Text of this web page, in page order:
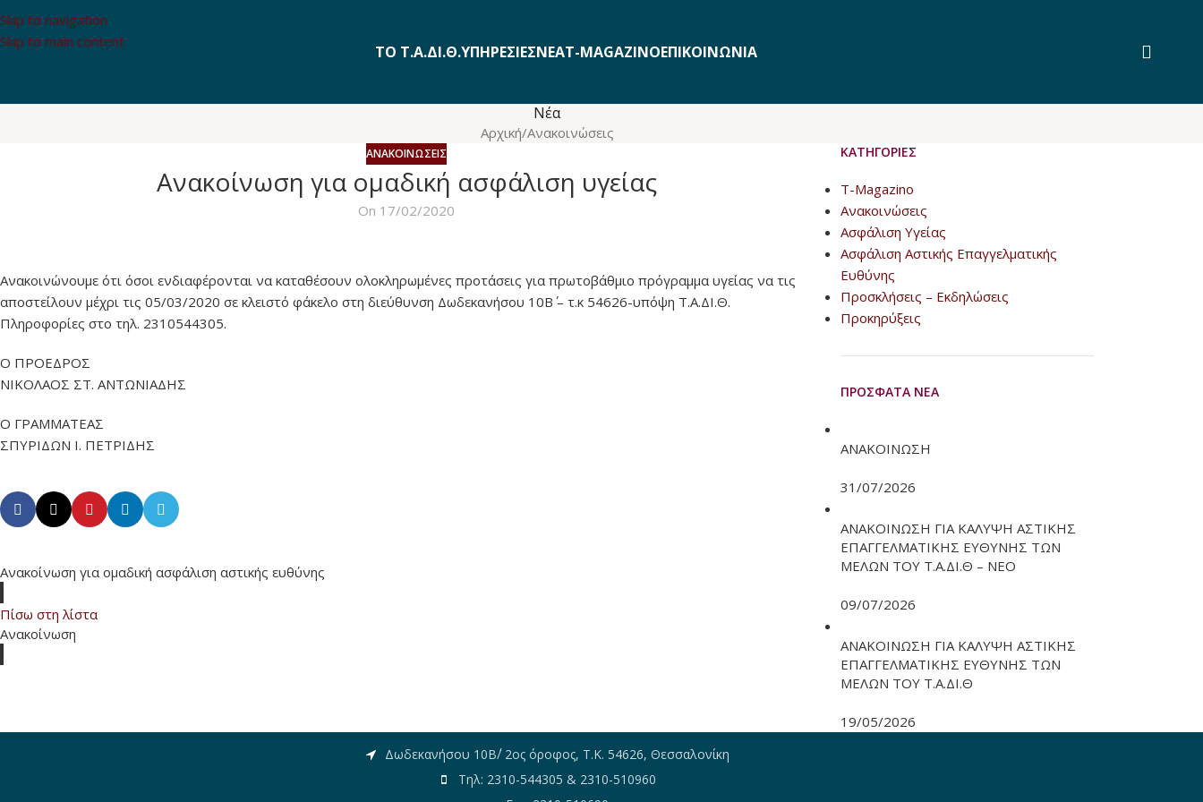
Skip to navigation
Skip to main content
ΤΟ Τ.Α.ΔΙ.Θ.ΥΠΗΡΕΣΙΕΣΝΕΑT-MAGAZINOΕΠΙΚΟΙΝΩΝΙΑ
Νέα
Αρχική Ανακοινώσεις
ΑΝΑΚΟΙΝΏΣΕΙΣ
Ανακοίνωση για ομαδική ασφάλιση υγείας
On 17/02/2020
Ανακοινώνουμε ότι όσοι ενδιαφέρονται να καταθέσουν ολοκληρωμένες προτάσεις για πρωτοβάθμιο πρόγραμμα υγείας να τις
αποστείλουν μέχρι τις 05/03/2020 σε κλειστό φάκελο στη διεύθυνση Δωδεκανήσου 10Β΄ – τ.κ 54626-υπόψη Τ.Α.ΔΙ.Θ.
Πληροφορίες στο τηλ. 2310544305.
Ο ΠΡΟΕΔΡΟΣ
ΝΙΚΟΛΑΟΣ ΣΤ. ΑΝΤΩΝΙΑΔΗΣ
Ο ΓΡΑΜΜΑΤΕΑΣ
ΣΠΥΡΙΔΩΝ Ι. ΠΕΤΡΙΔΗΣ
Ανακοίνωση για ομαδική ασφάλιση αστικής ευθύνης
Πίσω στη λίστα
Ανακοίνωση
ΚΑΤΗΓΟΡΊΕΣ
T-Magazino
Ανακοινώσεις
Ασφάλιση Υγείας
Ασφάλιση Αστικής Επαγγελματικής
Ευθύνης
Προσκλήσεις – Εκδηλώσεις
Προκηρύξεις
ΠΡΌΣΦΑΤΑ ΝΈΑ
ΑΝΑΚΟΙΝΩΣΗ
31/07/2026
ΑΝΑΚΟΙΝΩΣΗ ΓΙΑ ΚΑΛΥΨΗ ΑΣΤΙΚΗΣ
ΕΠΑΓΓΕΛΜΑΤΙΚΗΣ ΕΥΘΥΝΗΣ ΤΩΝ
ΜΕΛΩΝ ΤΟΥ Τ.Α.ΔΙ.Θ – ΝΕΟ
09/07/2026
ΑΝΑΚΟΙΝΩΣΗ ΓΙΑ ΚΑΛΥΨΗ ΑΣΤΙΚΗΣ
ΕΠΑΓΓΕΛΜΑΤΙΚΗΣ ΕΥΘΥΝΗΣ ΤΩΝ
ΜΕΛΩΝ ΤΟΥ Τ.Α.ΔΙ.Θ
19/05/2026
Δωδεκανήσου 10Β΄/ 2ος όροφος, Τ.Κ. 54626, Θεσσαλονίκη
Τηλ: 2310-544305 & 2310-510960